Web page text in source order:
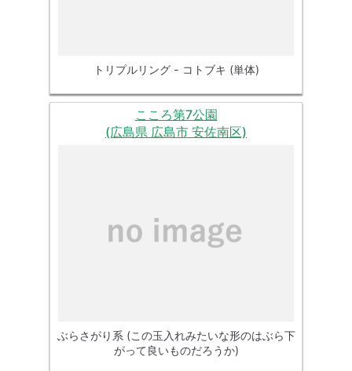
トリプルリング - コトブキ (単体)
こころ第7公園
(広島県 広島市 安佐南区)
ぶらさがり系 (この玉入れみたいな形のはぶら下
がって良いものだろうか)